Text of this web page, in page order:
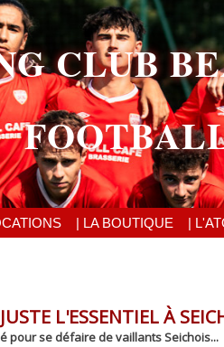
CLUB
| LA BOUTIQUE |
L'ESSENTIEL À
pour se défaire de vaillants Seichois...